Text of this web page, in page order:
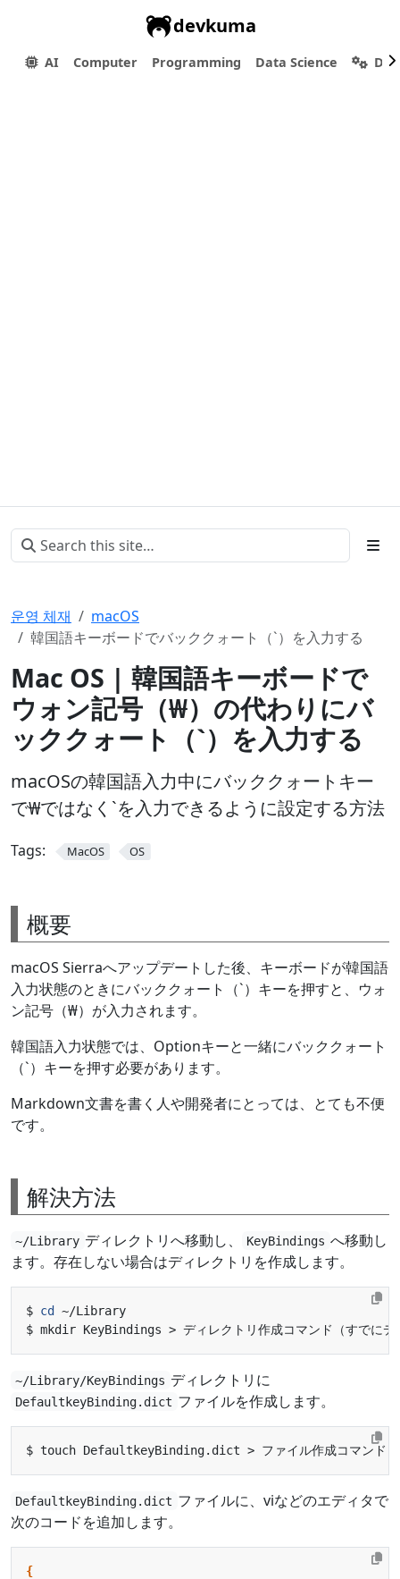
devkuma
AI Computer Programming Data Science
운영 체재
macOS
韓国語キーボードでバッククォート（`）を入力する
Mac OS | 韓国語キーボードで
ウォン記号（₩）の代わりにバ
ッククォート（`）を入力する
macOSの韓国語入力中にバッククォートキー
で₩ではなく`を入力できるように設定する方法
Tags: MacOS OS
概要
macOS Sierraへアップデートした後、キーボードが韓国語
入力状態のときにバッククォート（`）キーを押すと、ウォ
ン記号（₩）が入力されます。
韓国語入力状態では、Optionキーと一緒にバッククォート
（`）キーを押す必要があります。
Markdown文書を書く人や開発者にとっては、とても不便
です。
解決方法
~/Library ディレクトリへ移動し、 KeyBindings へ移動し
ます。存在しない場合はディレクトリを作成します。
$ cd
~/Library/KeyBindings ディレクトリに
DefaultkeyBinding.dict ファイルを作成します。
DefaultkeyBinding.dict ファイルに、viなどのエディタで
次のコードを追加します。
{